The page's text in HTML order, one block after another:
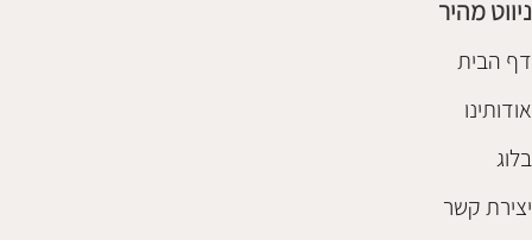
ניווט מהיר
דף הבית
אודותינו
בלוג
יצירת קשר